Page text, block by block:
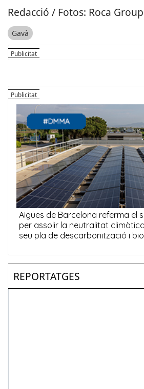
Redacció / Fotos: Roca Group
Gavà
REPORTATGES